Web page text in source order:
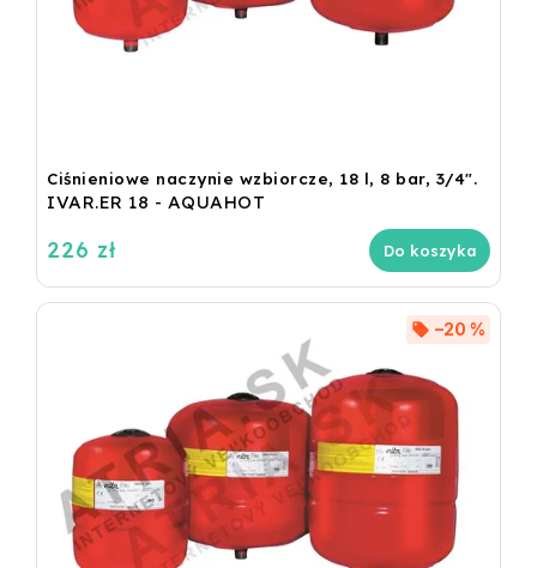
Ciśnieniowe naczynie wzbiorcze, 18 l, 8 bar, 3/4".
IVAR.ER 18 - AQUAHOT
226 zł Do koszyka
–20 %